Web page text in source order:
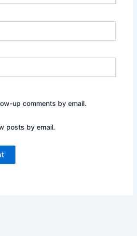
up comments by email.
posts by email.